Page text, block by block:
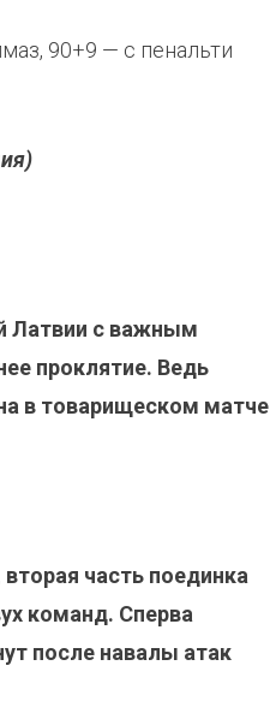
90+9 — с пенальти
Латвии с важным
проклятие. Ведь
в товарищеском матче
часть поединка
команд. Сперва
после навалы атак